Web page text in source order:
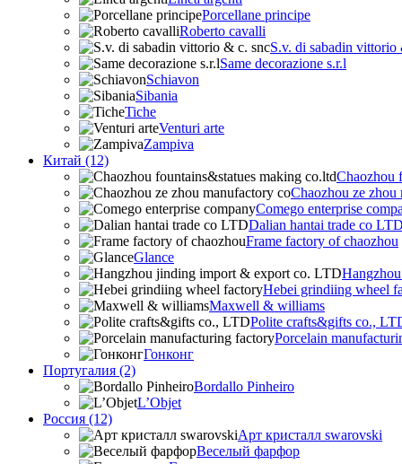
Porcellane principe
Roberto cavalli
S.v. di sabadin vittorio
Same decorazione s.r.l
Schiavon
Sibania
Tiche
Venturi arte
Zampiva
Китай (12)
Chaozhou
Chaozhou ze zhou
Comego enterprise
Dalian hantai trade co LTD
Frame factory of chaozhou
Glance
Hebei grindiing wheel
Maxwell & williams
Polite crafts&gifts co.,
Porcelain
Гонконг
Португалия (2)
Bordallo Pinheiro
L’Objet
Россия (12)
Арт кристалл swarovski
Веселый фарфор